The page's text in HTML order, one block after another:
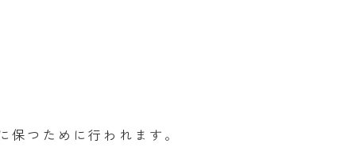
つために行われます。